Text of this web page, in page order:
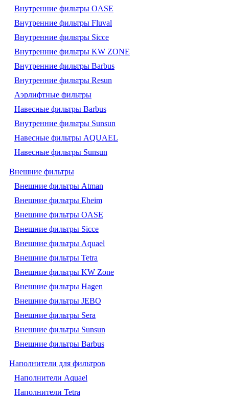
Внутренние фильтры OASE
Внутренние фильтры Fluval
Внутренние фильтры Sicce
Внутренние фильтры KW ZONE
Внутренние фильтры Barbus
Внутренние фильтры Resun
Аэрлифтные фильтры
Навесные фильтры Barbus
Внутренние фильтры Sunsun
Навесные фильтры AQUAEL
Навесные фильтры Sunsun
Внешние фильтры
Внешние фильтры Atman
Внешние фильтры Eheim
Внешние фильтры OASE
Внешние фильтры Sicce
Внешние фильтры Aquael
Внешние фильтры Tetra
Внешние фильтры KW Zone
Внешние фильтры Hagen
Внешние фильтры JEBO
Внешние фильтры Sera
Внешние фильтры Sunsun
Внешние фильтры Barbus
Наполнители для фильтров
Наполнители Aquael
Наполнители Tetra